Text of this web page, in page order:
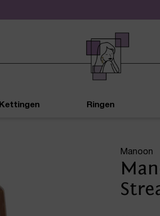
De leukste sieraden online en in de winkel
Kettingen Ringen
Manoon